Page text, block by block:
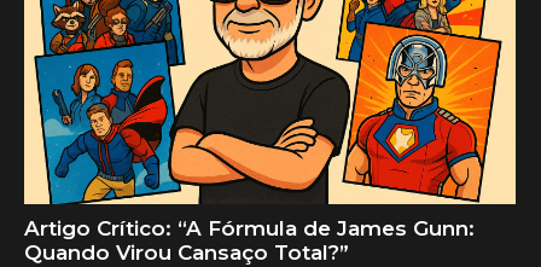
Artigo Crítico: “A Fórmula de James Gunn:
Quando Virou Cansaço Total?”